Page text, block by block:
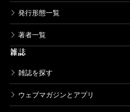
発行形態一覧
著者一覧
雑誌
雑誌を探す
ウェブマガジンとアプリ